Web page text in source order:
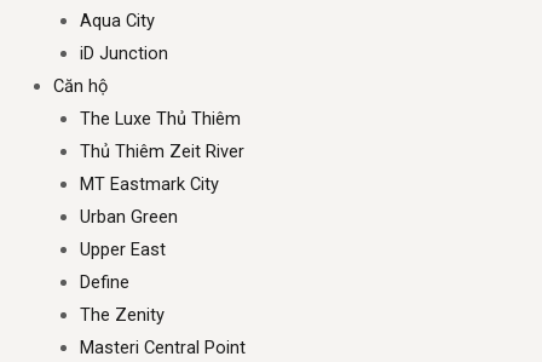
Aqua City
iD Junction
Căn hộ
The Luxe Thủ Thiêm
Thủ Thiêm Zeit River
MT Eastmark City
Urban Green
Upper East
Define
The Zenity
Masteri Central Point